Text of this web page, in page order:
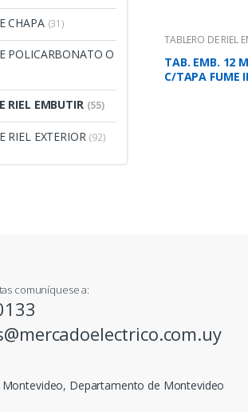
TABLERO DE RIEL
TAB. EMB. 12
C/TAPA FUME
CHAPA (31)
POLICARBONATO O
RIEL EMBUTIR (55)
RIEL EXTERIOR (92)
comuníquese a:
Montevideo, Departamento de Montevideo